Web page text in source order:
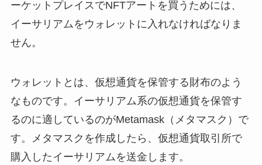
ーケットプレイスでNFTアートを買うためには、
イーサリアムをウォレットに入れなければなりま
せん。
ウォレットとは、仮想通貨を保管する財布のよう
なものです。イーサリアム系の仮想通貨を保管す
るのに適しているのがMetamask（メタマスク）で
す。メタマスクを作成したら、仮想通貨取引所で
購入したイーサリアムを送金します。